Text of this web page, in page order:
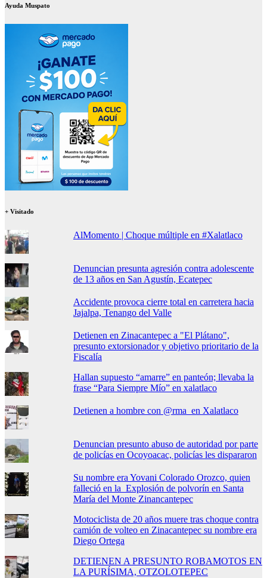
Ayuda Muspato
+ Visitado
AlMomento | Choque múltiple en #Xalatlaco
Denuncian presunta agresión contra adolescente
de 13 años en San Agustín, Ecatepec
Accidente provoca cierre total en carretera hacia
Jajalpa, Tenango del Valle
Detienen en Zinacantepec a "El Plátano",
presunto extorsionador y objetivo prioritario de la
Fiscalía
Hallan supuesto “amarre” en panteón; llevaba la
frase “Para Siempre Mío” en xalatlaco
Detienen a hombre con @rma en Xalatlaco
Denuncian presunto abuso de autoridad por parte
de policías en Ocoyoacac, policías les dispararon
Su nombre era Yovani Colorado Orozco, quien
falleció en la Explosión de polvorín en Santa
María del Monte Zinancantepec
Motociclista de 20 años muere tras choque contra
camión de volteo en Zinacantepec su nombre era
Diego Ortega
DETIENEN A PRESUNTO ROBAMOTOS EN
LA PURÍSIMA, OTZOLOTEPEC